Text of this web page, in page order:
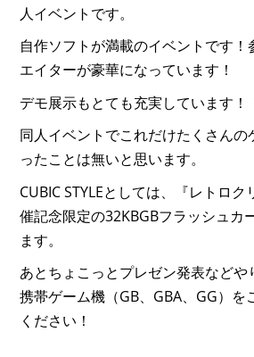
人イベントです。
自作ソフトが満載のイベントです！
エイターが豪華になっています！
デモ展示もとても充実しています！
同人イベントでこれだけたくさんの
ったことは無いと思います。
CUBIC STYLEとしては、『レトロ
催記念限定の32KBGBフラッシュカ
ます。
あとちょこっとプレゼン発表など
携帯ゲーム機（GB、GBA、GG）を
ください！